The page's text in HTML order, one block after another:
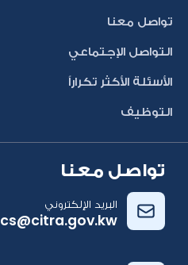
تواصل معنا
التواصل الإجتماعي
الأسئلة الأكثر تكراراً
التوظيف
تواصل معنا
البريد الإلكتروني
cs@citra.gov.kw